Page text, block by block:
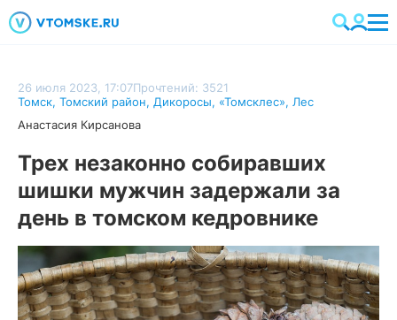
26 июля 2023, 17:07Прочтений: 3521
Томск, Томский район, Дикоросы, «Томсклес», Лес
Анастасия Кирсанова
Трех незаконно собиравших
шишки мужчин задержали за
день в томском кедровнике